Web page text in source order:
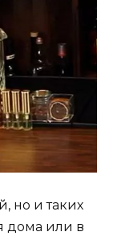
но и таких
дома или в